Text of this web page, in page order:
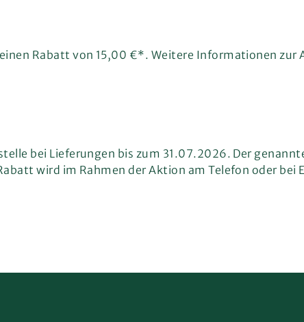
Rabatt von 15,00 €*. Weitere Informationen zur
bei Lieferungen bis zum 31.07.2026. Der
wird im Rahmen der Aktion am Telefon oder